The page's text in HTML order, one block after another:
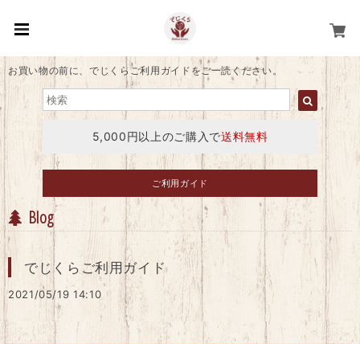
お買い物の前に、でじくらご利用ガイドをご一読ください。
5,000円以上のご購入で送料無料
ご利用ガイド
Blog
でじくらご利用ガイド
2021/05/19 14:10